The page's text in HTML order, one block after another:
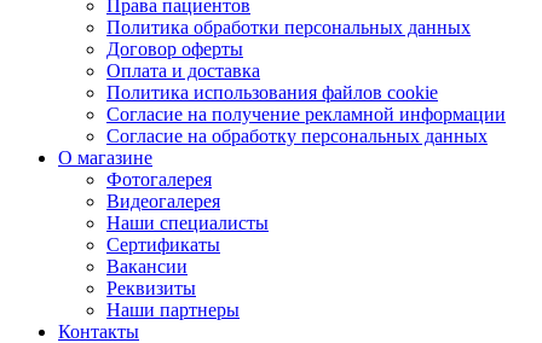
Права пациентов
Политика обработки персональных данных
Договор оферты
Оплата и доставка
Политика использования файлов cookie
Согласие на получение рекламной информации
Согласие на обработку персональных данных
О магазине
Фотогалерея
Видеогалерея
Наши специалисты
Сертификаты
Вакансии
Реквизиты
Наши партнеры
Контакты